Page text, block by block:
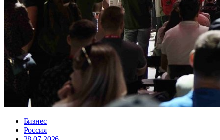
Бизнес
Россия